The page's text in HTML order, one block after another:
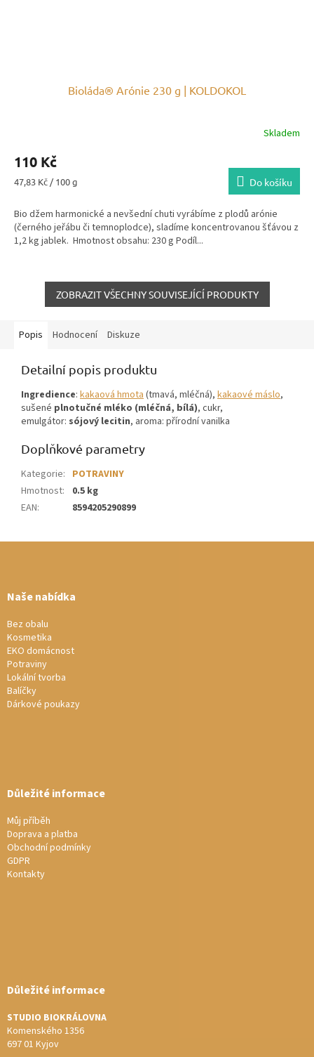
Bioláda® Arónie 230 g | KOLDOKOL
Skladem
110 Kč
Měrná
47,83 Kč / 100 g Do košíku
Bio džem harmonické a nevšední chuti vyrábíme z plodů arónie
(černého jeřábu či temnoplodce), sladíme koncentrovanou šťávou z
1,2 kg jablek. Hmotnost obsahu: 230 g Podíl...
ZOBRAZIT VŠECHNY SOUVISEJÍCÍ PRODUKTY
Popis Hodnocení Diskuze
Detailní popis produktu
Ingredience: kakaová hmota (tmavá, mléčná), kakaové máslo,
sušené plnotučné mléko (mléčná, bílá), cukr,
emulgátor: sójový lecitin, aroma: přírodní vanilka
Doplňkové parametry
Kategorie: POTRAVINY
Hmotnost:
0.5 kg
EAN: 8594205290899
Naše nabídka
Bez obalu
Kosmetika
EKO domácnost
Potraviny
Lokální tvorba
Balíčky
Dárkové poukazy
Důležité informace
Můj příběh
Doprava a platba
Obchodní podmínky
GDPR
Kontakty
Důležité informace
STUDIO BIOKRÁLOVNA
Komenského 1356
697 01 Kyjov